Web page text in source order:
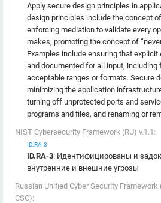
Apply secure design principles in
design principles include the concept
enforcing mediation to validate every
makes, promoting the concept of
Examples include ensuring that
and documented for all input, including
acceptable ranges or formats. Secure
minimizing the application
turning off unprotected ports and
programs and files, and renaming or
NIST Cybersecurity Framework (RU) v.1.1:
ID.RA-3
ID.RA-3: Идентифицированы и
внутренние и внешние угрозы
Russian Unified Cyber Security Framework
CSC):